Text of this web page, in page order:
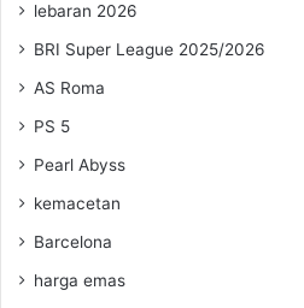
lebaran 2026
BRI Super League 2025/2026
AS Roma
PS 5
Pearl Abyss
kemacetan
Barcelona
harga emas